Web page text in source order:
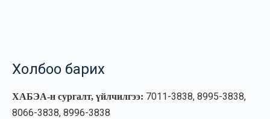
Холбоо барих
ХАБЭА-н сургалт, үйлчилгээ: 7011-3838, 8995-3838,
8066-3838, 8996-3838